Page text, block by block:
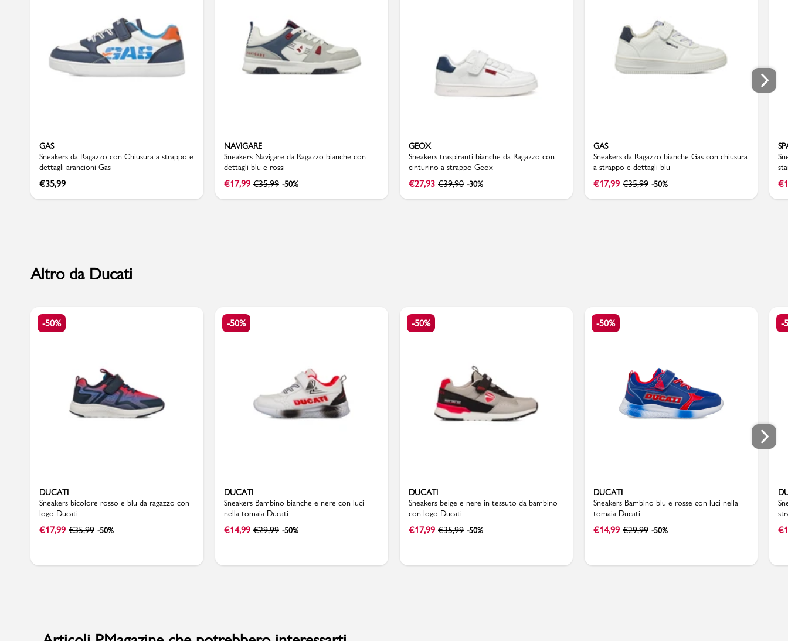
PMagazine
Promo & News
pcard
Gift card
GAS
Sneakers da Ragazzo con Chiusura a strappo e
dettagli arancioni Gas
€35,99
NAVIGARE
Sneakers Navigare da Ragazzo bianche con
dettagli blu e rossi
€17,99 €35,99 -50%
GEOX
Sneakers traspiranti bianche da Ragazzo con
cinturino a strappo Geox
€27,93 €39,90 -30%
GAS
Sneakers da Ragazzo bianche Gas con chiusura
a strappo e dettagli blu
€17,99 €35,99 -50% €
Altro da Ducati
-50%
DUCATI
Sneakers bicolore rosso e blu da ragazzo con
logo Ducati
€17,99 €35,99 -50%
-50%
DUCATI
Sneakers Bambino bianche e nere con luci
nella tomaia Ducati
€14,99 €29,99 -50%
-50%
DUCATI
Sneakers beige e nere in tessuto da bambino
con logo Ducati
€17,99 €35,99 -50%
-50%
DUCATI
Sneakers Bambino blu e rosse con luci nella
tomaia Ducati
€14,99 €29,99 -50%
-
€